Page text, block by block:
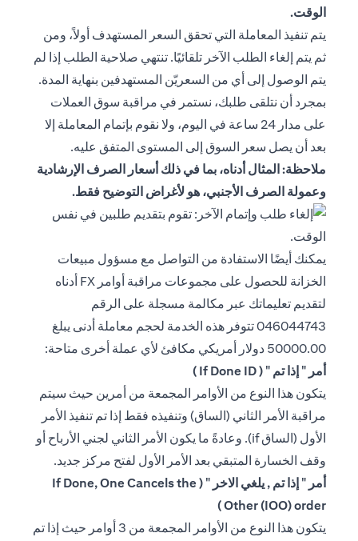
الوقت.
يتم تنفيذ المعاملة التي تحقق السعر المستهدف أولاً، ومن
ثم يتم إلغاء الطلب الآخر تلقائيًا. تنتهي صلاحية الطلب إذا لم
يتم الوصول إلى أي من السعريّن المستهدفين بنهاية المدة.
بمجرد أن نتلقى طلبك، نستمر في مراقبة سوق العملات
على مدار 24 ساعة في اليوم، ولا نقوم بإتمام المعاملة إلا
بعد أن يصل سعر السوق إلى المستوى المتفق عليه.
ملاحظة: المثال أدناه، بما في ذلك أسعار الصرف الإرشادية
وعمولة الصرف الأجنبي، هو لأغراض التوضيح فقط.
يمكنك أيضًا الاستفادة من التواصل مع مسؤول مبيعات
الخزانة للحصول على مجموعات مراقبة أوامر FX أدناه
لتقديم تعليماتك عبر مكالمة مسجلة على الرقم
046044743 تتوفر هذه الخدمة لحجم معاملة أدنى يبلغ
50000.00 دولار أمريكي مكافئ لأي عملة أخرى متاحة:
أمر " إذا تم " ( If Done ID )
يتكون هذا النوع من الأوامر المجمعة من أمرين حيث سيتم
مراقبة الأمر الثاني (الساق) وتنفيذه فقط إذا تم تنفيذ الأمر
الأول (الساق if). وعادةً ما يكون الأمر الثاني لجني الأرباح أو
وقف الخسارة المتبقي بعد الأمر الأول لفتح مركز جديد.
أمر " إذا تم , يلغي الاخر " ( If Done, One Cancels the
Other (IOO) order )
يتكون هذا النوع من الأوامر المجمعة من 3 أوامر حيث إذا تم